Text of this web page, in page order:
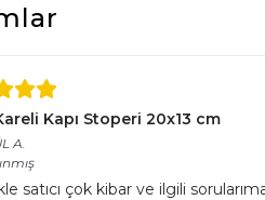
Kapı Stoperi 20x13 cm
A.
satıcı çok kibar ve ilgili